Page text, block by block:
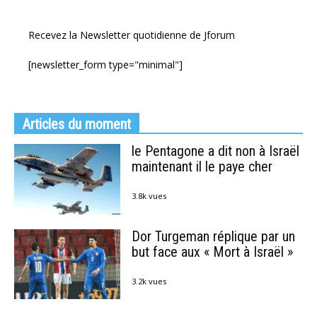
Recevez la Newsletter quotidienne de Jforum
[newsletter_form type="minimal"]
Articles du moment
le Pentagone a dit non à Israël
maintenant il le paye cher
3.8k vues
Dor Turgeman réplique par un
but face aux « Mort à Israël »
3.2k vues